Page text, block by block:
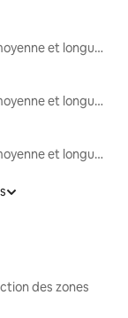
Locations moyenne et longue durée
Locations moyenne et longue durée
Locations moyenne et longue durée
des zones